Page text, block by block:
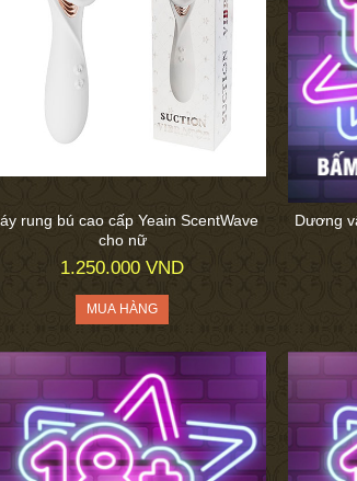
rung bú cao cấp Yeain ScentWave
cho nữ
1.250.000 VND
Dương